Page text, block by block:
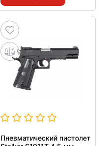
Пневматический пистолет